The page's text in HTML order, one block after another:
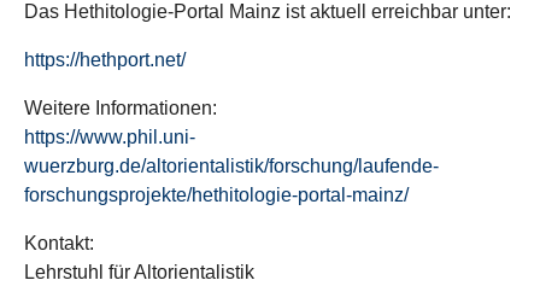
Das Hethitologie-Portal Mainz ist aktuell erreichbar unter:
https://hethport.net/
Weitere Informationen:
https://www.phil.uni-
wuerzburg.de/altorientalistik/forschung/laufende-
forschungsprojekte/hethitologie-portal-mainz/
Kontakt:
Lehrstuhl für Altorientalistik